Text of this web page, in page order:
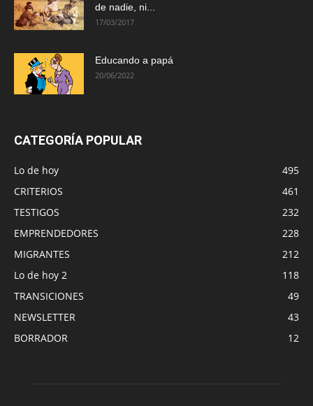
de nadie, ni...
17/03/2017
Educando a papá
20/06/2022
CATEGORÍA POPULAR
Lo de hoy
495
CRITERIOS
461
TESTIGOS
232
EMPRENDEDORES
228
MIGRANTES
212
Lo de hoy 2
118
TRANSICIONES
49
NEWSLETTER
43
BORRADOR
12